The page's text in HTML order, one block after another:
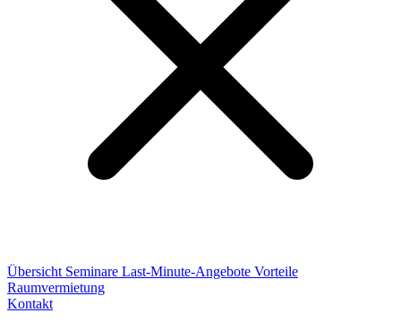
Übersicht Seminare Last-Minute-Angebote Vorteile
Raumvermietung
Kontakt